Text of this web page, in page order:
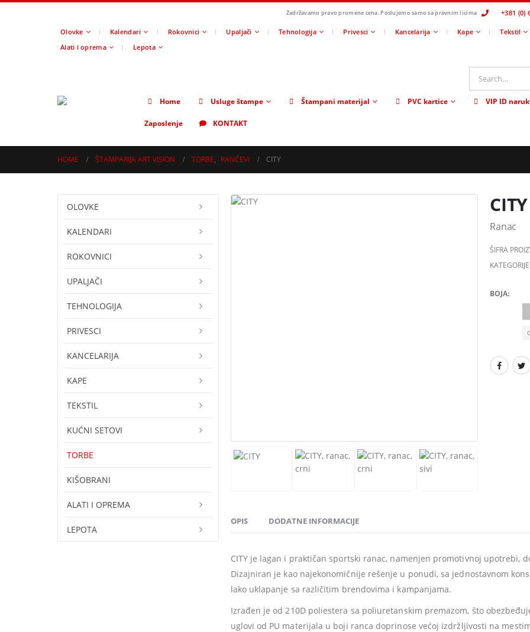
Zadržavamo pravo promene cena. Poslujemo samo sa pravnim licima +381 (0)
Olovke Kalendari Rokovnici Upaljači Tehnologija Privesci Kancelarija Kape Tekstil
Alati i oprema
Lepota
Home Usluge štampe Štampani materijal PVC kartice VIP ID
Zaposlenje KONTAKT
HOME ŠTAMPARIJA ART VISION TORBE, RANČEVI CITY
CITY
Ranac
ŠIFRA
BOJA
OPIS DODATNE INFORMACIJE
CITY je lagan i praktičan sportski ranac, namenjen promotivnoj upotrebi,
Dizajniran je kao najekonomičnije rešenje u ponudi, sa jednostavnom
lako uklapanje sa različitim brendovima i kampanjama.
Izrađen je od 210D poliestera sa poliuretanskim premazom, što
uglovi od PU materijala u boji ranca doprinose većoj izdržljivosti na
OLOVKE
KALENDARI
ROKOVNICI
UPALJAČI
TEHNOLOGIJA
PRIVESCI
KANCELARIJA
KAPE
TEKSTIL
KUĆNI SETOVI
TORBE
KIŠOBRANI
ALATI I OPREMA
LEPOTA